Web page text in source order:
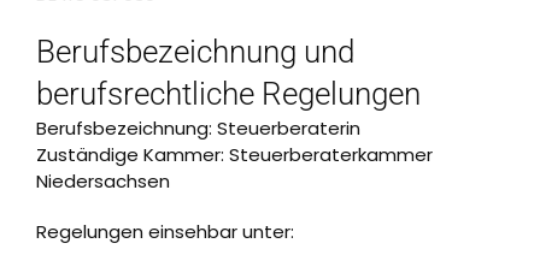
Berufsbezeichnung und
berufsrechtliche Regelungen
Berufsbezeichnung: Steuerberaterin
Zuständige Kammer: Steuerberaterkammer
Niedersachsen
Regelungen einsehbar unter: